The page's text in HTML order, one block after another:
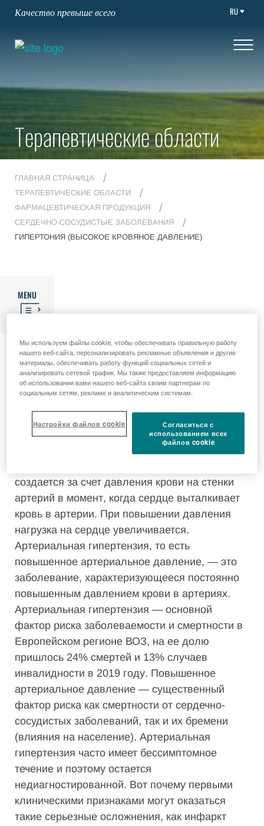
Качество превыше всего RU
Терапевтические области
ГЛАВНАЯ СТРАНИЦА
ТЕРАПЕВТИЧЕСКИЕ ОБЛАСТИ
ФАРМАЦЕВТИЧЕСКАЯ ПРОДУКЦИЯ
СЕРДЕЧНО-СОСУДИСТЫЕ ЗАБОЛЕВАНИЯ
ГИПЕРТОНИЯ (ВЫСОКОЕ КРОВЯНОЕ ДАВЛЕНИЕ)
MENU
Гипертония (высокое
кровяное давление)
Сердце — это насос, перекачивающий кровь
по артериям во всем организме. С каждым
сокращением сердца кровь поступает в
создается за счет давления крови на стенки
артерий в момент, когда сердце выталкивает
кровь в артерии. При повышении давления
нагрузка на сердце увеличивается.
Артериальная гипертензия, то есть
повышенное артериальное давление, — это
заболевание, характеризующееся постоянно
повышенным давлением крови в артериях.
Артериальная гипертензия — основной
фактор риска заболеваемости и смертности в
Европейском регионе ВОЗ, на ее долю
пришлось 24% смертей и 13% случаев
инвалидности в 2019 году. Повышенное
артериальное давление — существенный
фактор риска как смертности от сердечно-
сосудистых заболеваний, так и их бремени
(влияния на население). Артериальная
гипертензия часто имеет бессимптомное
течение и поэтому остается
недиагностированной. Вот почему первыми
клиническими признаками могут оказаться
такие серьезные осложнения, как инфаркт
Мы используем файлы cookie, чтобы обеспечивать правильную работу
нашего веб-сайта, персонализировать рекламные объявления и другие
материалы, обеспечивать работу функций социальных сетей и
анализировать сетевой трафик. Мы также предоставляем информацию
об использовании вами нашего веб-сайта своим партнерам по
социальным сетям, рекламе и аналитическим системам.
Настройки файлов cookie
Согласиться с
использованием всех
файлов cookie